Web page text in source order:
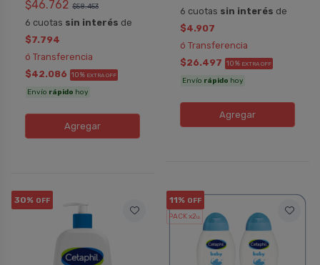
$46.762 $58.453
6 cuotas sin interés de
$7.794
ó Transferencia
$42.086 10% EXTRA OFF
Envío rápido hoy
Agregar
6 cuotas sin interés de
$4.907
ó Transferencia
$26.497 10% EXTRA OFF
Envío rápido hoy
Agregar
30% OFF 11% OFF
PACK x2u.